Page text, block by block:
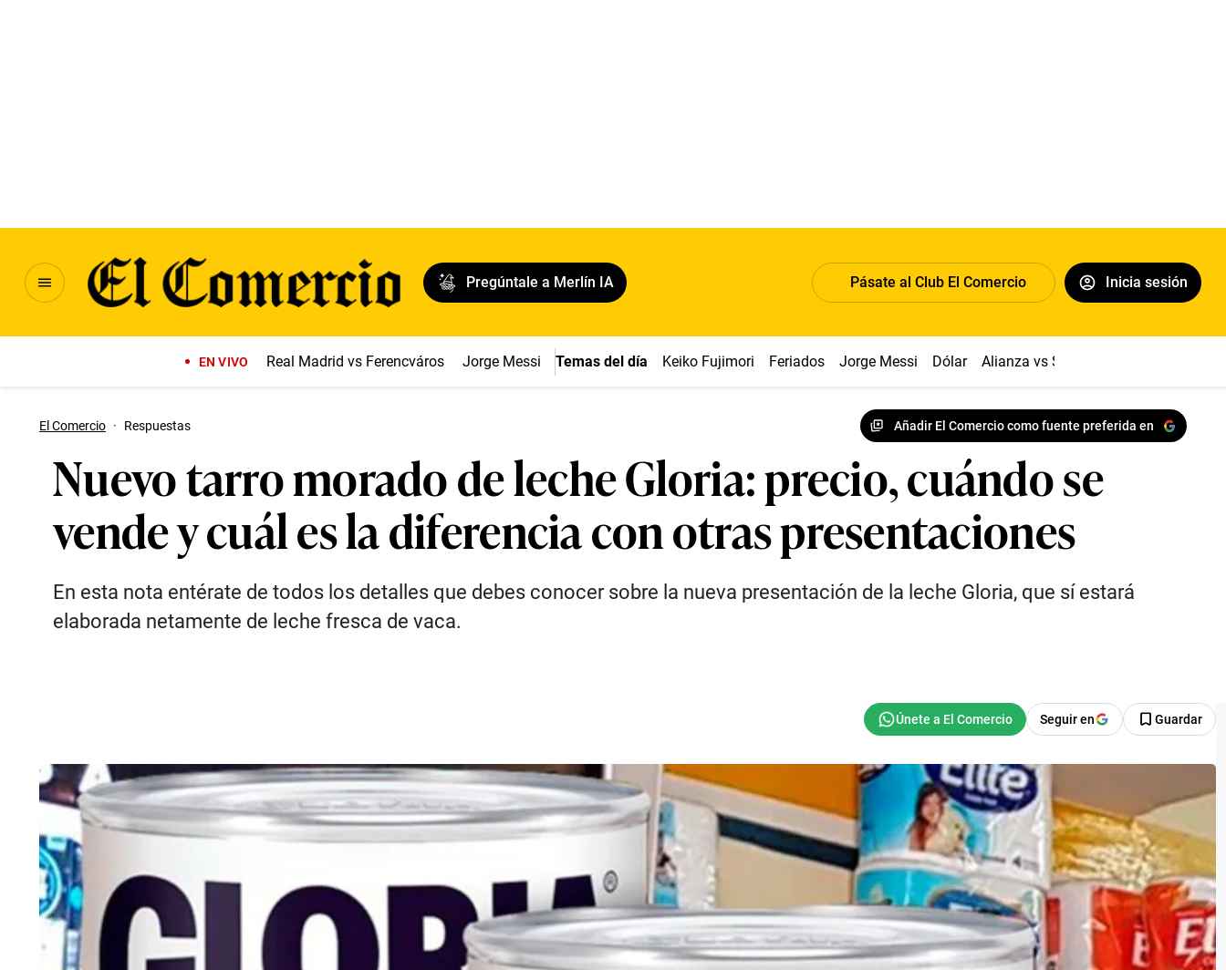
Pregúntale a Merlín IA Pásate al Club El Comercio Inicia sesión
EN VIVO Real Madrid vs Ferencváros Jorge Messi Temas del día Keiko Fujimori Feriados Jorge Messi Dólar Alianza vs Sport Boys
El Comercio · Respuestas Añadir El Comercio como fuente preferida en
Nuevo tarro morado de leche Gloria: precio, cuándo se
vende y cuál es la diferencia con otras presentaciones
En esta nota entérate de todos los detalles que debes conocer sobre la nueva presentación de la leche Gloria, que sí estará
elaborada netamente de leche fresca de vaca.
Seguir en Guardar